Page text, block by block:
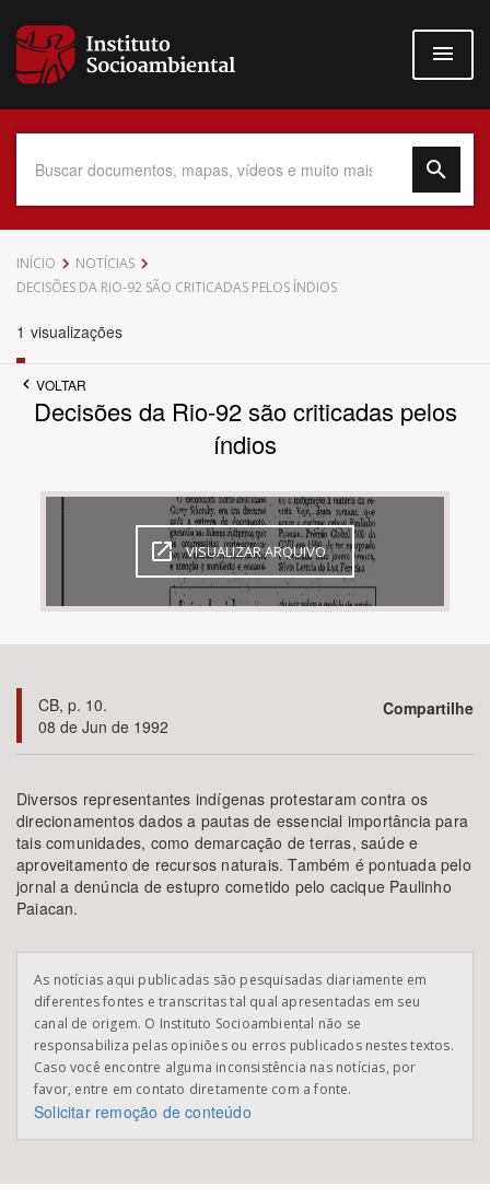
para
conteúdo
Data do Documento
Até
Área de Levantamento
BUSCAR
INÍCIO
NOTÍCIAS
DECISÕES DA RIO-92 SÃO CRITICADAS PELOS ÍNDIOS
1 visualizações
VOLTAR
Decisões da Rio-92 são criticadas pelos
índios
VISUALIZAR ARQUIVO
CB, p. 10.
08 de Jun de 1992
Compartilhe
Diversos representantes indígenas protestaram contra os
direcionamentos dados a pautas de essencial importância para
tais comunidades, como demarcação de terras, saúde e
aproveitamento de recursos naturais. Também é pontuada pelo
jornal a denúncia de estupro cometido pelo cacique Paulinho
Paiacan.
As notícias aqui publicadas são pesquisadas diariamente em
diferentes fontes e transcritas tal qual apresentadas em seu
canal de origem. O Instituto Socioambiental não se
responsabiliza pelas opiniões ou erros publicados nestes textos.
Caso você encontre alguma inconsistência nas notícias, por
favor, entre em contato diretamente com a fonte.
Solicitar remoção de conteúdo